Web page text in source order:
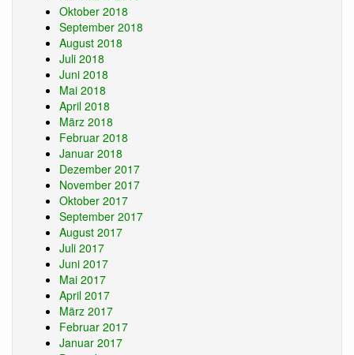
Oktober 2018
September 2018
August 2018
Juli 2018
Juni 2018
Mai 2018
April 2018
März 2018
Februar 2018
Januar 2018
Dezember 2017
November 2017
Oktober 2017
September 2017
August 2017
Juli 2017
Juni 2017
Mai 2017
April 2017
März 2017
Februar 2017
Januar 2017